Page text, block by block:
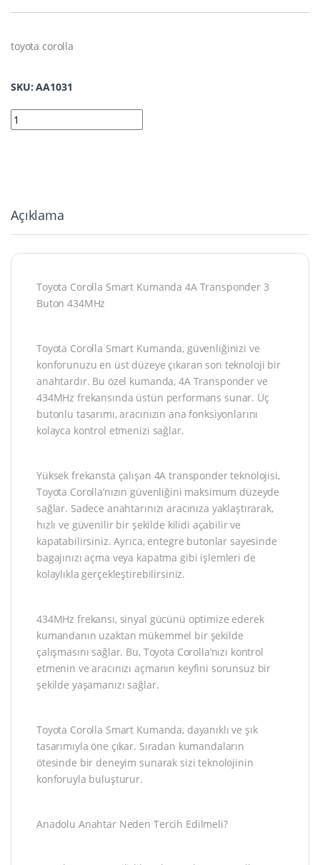
toyota corolla
SKU: AA1031
1031 | Toyota Corolla Smart Kumanda 4A Transponder 3
Açıklama
Toyota Corolla Smart Kumanda 4A Transponder 3
Buton 434MHz
Toyota Corolla Smart Kumanda, güvenliğinizi ve
konforunuzu en üst düzeye çıkaran son teknoloji bir
anahtardır. Bu özel kumanda, 4A Transponder ve
434MHz frekansında üstün performans sunar. Üç
butonlu tasarımı, aracınızın ana fonksiyonlarını
kolayca kontrol etmenizi sağlar.
Yüksek frekansta çalışan 4A transponder teknolojisi,
Toyota Corolla’nızın güvenliğini maksimum düzeyde
sağlar. Sadece anahtarınızı aracınıza yaklaştırarak,
hızlı ve güvenilir bir şekilde kilidi açabilir ve
kapatabilirsiniz. Ayrıca, entegre butonlar sayesinde
bagajınızı açma veya kapatma gibi işlemleri de
kolaylıkla gerçekleştirebilirsiniz.
434MHz frekansı, sinyal gücünü optimize ederek
kumandanın uzaktan mükemmel bir şekilde
çalışmasını sağlar. Bu, Toyota Corolla’nızı kontrol
etmenin ve aracınızı açmanın keyfini sorunsuz bir
şekilde yaşamanızı sağlar.
Toyota Corolla Smart Kumanda, dayanıklı ve şık
tasarımıyla öne çıkar. Sıradan kumandaların
ötesinde bir deneyim sunarak sizi teknolojinin
konforuyla buluşturur.
Anadolu Anahtar Neden Tercih Edilmeli?